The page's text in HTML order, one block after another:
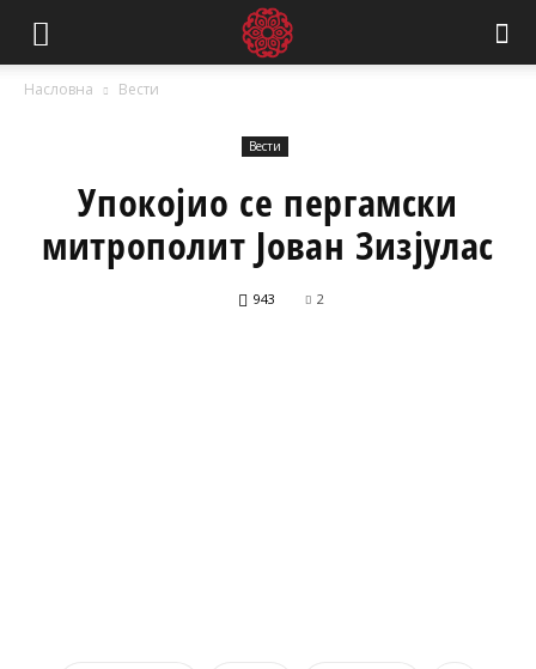
Насловна Вести
Вести
Упокојио се пергамски
митрополит Јован Зизјулас
943 2